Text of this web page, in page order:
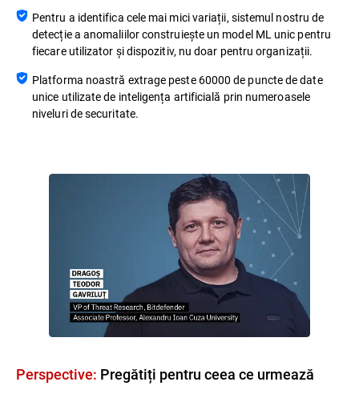
Pentru a identifica cele mai mici variații, sistemul nostru de
detecție a anomaliilor construiește un model ML unic pentru
fiecare utilizator și dispozitiv, nu doar pentru organizații.
Platforma noastră extrage peste 60000 de puncte de date
unice utilizate de inteligența artificială prin numeroasele
niveluri de securitate.
Perspective: Pregătiți pentru ceea ce urmează​